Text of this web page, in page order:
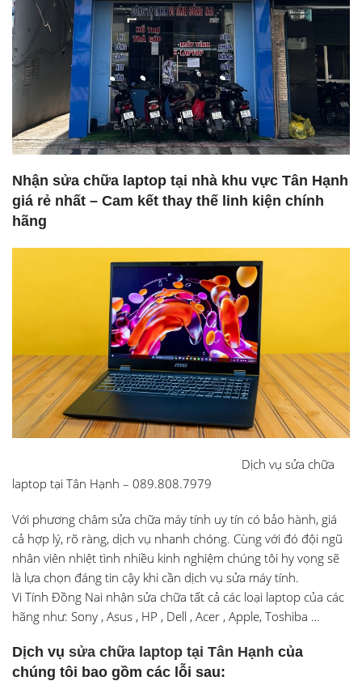
Nhận sửa chữa laptop tại nhà khu vực Tân Hạnh
giá rẻ nhất – Cam kết thay thế linh kiện chính
hãng
Dịch vụ sửa chữa
laptop tại Tân Hạnh – 089.808.7979
Với phương châm sửa chữa máy tính uy tín có bảo hành, giá
cả hợp lý, rõ ràng, dịch vụ nhanh chóng. Cùng với đó đội ngũ
nhân viên nhiệt tình nhiều kinh nghiệm chúng tôi hy vọng sẽ
là lựa chọn đáng tin cậy khi cần dịch vụ sửa máy tính.
Vi Tính Đồng Nai nhận sửa chữa tất cả các loại laptop của các
hãng như: Sony , Asus , HP , Dell , Acer , Apple, Toshiba …
Dịch vụ sửa chữa laptop tại Tân Hạnh của
chúng tôi bao gồm các lỗi sau: